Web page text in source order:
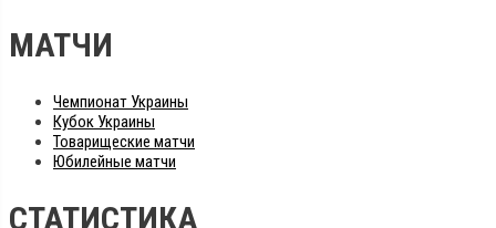
МАТЧИ
Чемпионат Украины
Кубок Украины
Товарищеские матчи
Юбилейные матчи
СТАТИСТИКА